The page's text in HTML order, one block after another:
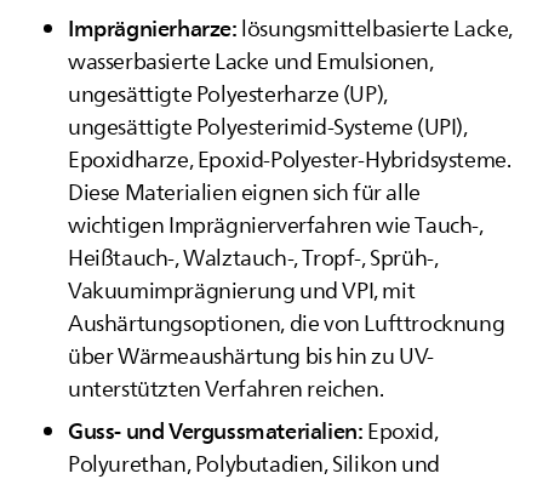
Imprägnierharze:lösungsmittelbasierte Lacke,
wasserbasierte Lacke und Emulsionen,
ungesättigte Polyesterharze (UP),
ungesättigte Polyesterimid-Systeme (UPI),
Epoxidharze, Epoxid-Polyester-Hybridsysteme.
Diese Materialien eignen sich für alle
wichtigen Imprägnierverfahren wie Tauch-,
Heißtauch-, Walztauch-, Tropf-, Sprüh-,
Vakuumimprägnierung und VPI, mit
Aushärtungsoptionen, die von Lufttrocknung
über Wärmeaushärtung bis hin zu UV-
unterstützten Verfahren reichen.
Guss- und Vergussmaterialien:Epoxid,
Polyurethan, Polybutadien, Silikon und